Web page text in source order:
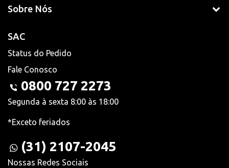
Sobre Nós
SAC
Status do Pedido
Fale Conosco
0800 727 2273
Segunda à sexta 8:00 às 18:00
*Exceto feriados
(31) 2107-2045
Nossas Redes Sociais